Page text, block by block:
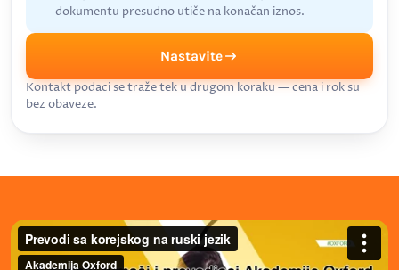
dokumentu presudno utiče na konačan iznos.
Nastavite
Kontakt podaci se traže tek u drugom koraku — cena i rok su
bez obaveze.